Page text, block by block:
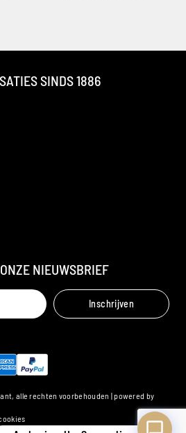
NIEUWSBRIEF
Inschrijven
SINDS 1886
alle rechten voorbehouden | powered by